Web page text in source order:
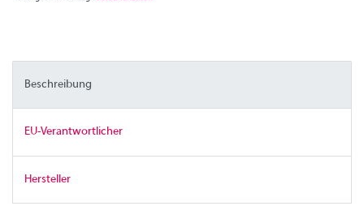
Beschreibung
EU-Verantwortlicher
Hersteller